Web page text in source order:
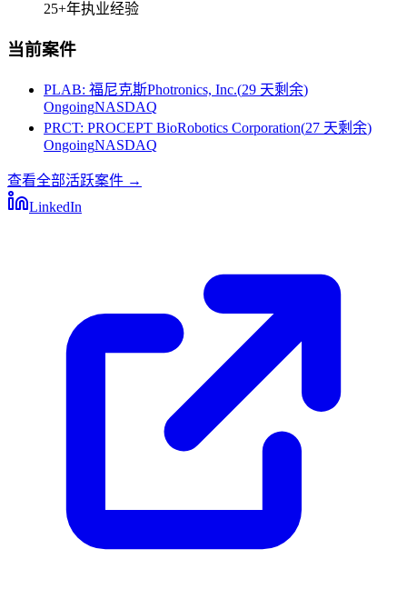
25+年执业经验
当前案件
PLAB: 福尼克斯Photronics, Inc.(29 天剩余)
OngoingNASDAQ
PRCT: PROCEPT BioRobotics Corporation(27 天剩余)
OngoingNASDAQ
查看全部活跃案件 →
LinkedIn